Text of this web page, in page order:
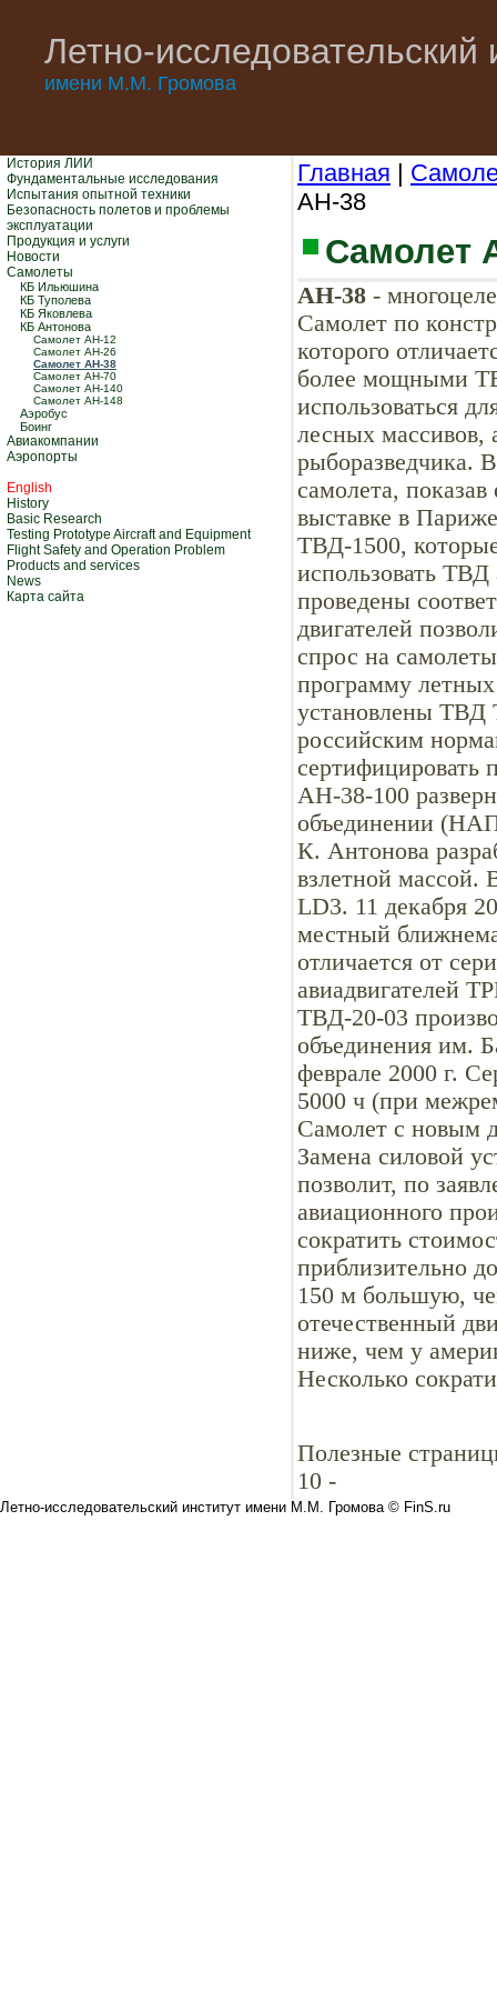
Летно-исследовательский
имени М.М. Громова
История ЛИИ
Фундаментальные исследования
Испытания опытной техники
Безопасность полетов и проблемы
эксплуатации
Продукция и услуги
Новости
Самолеты
КБ Ильюшина
КБ Туполева
КБ Яковлева
КБ Антонова
Самолет АН-12
Самолет АН-26
Самолет АН-38
Самолет АН-70
Самолет АН-140
Самолет АН-148
Аэробус
Боинг
Авиакомпании
Аэропорты
English
History
Basic Research
Testing Prototype Aircraft and Equipment
Flight Safety and Operation Problem
Products and services
News
Карта сайта
Главная |
АН-38
Самолет
АН-38 -
Самолет по
которого
более мощными
использоваться
лесных массивов,
рыборазведчика.
самолета,
выставке в
ТВД-1500,
использовать
проведены
двигателей
спрос на
программу
установлены ТВД
российским
сертифицировать
АН-38-100
объединении
К. Антонова
взлетной массой.
LD3. 11 декабря
местный
отличается от
авиадвигателей
ТВД-20-03
объединения им.
феврале 2000 г.
5000 ч (при
Самолет с новым
Замена силовой
позволит, по
авиационного
сократить
приблизительно
150 м большую,
отечественный
ниже, чем у
Несколько
Полезные
10 -
Летно-исследовательский институт имени М.М. Громова © FinS.ru